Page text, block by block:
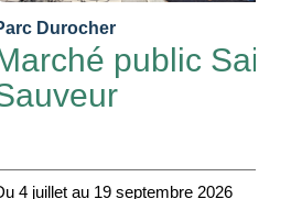
Durocher
public
4 juillet au 19 septembre 2026